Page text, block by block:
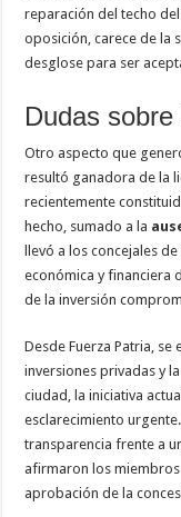
reparación del techo
oposición, carece de la
desglose para ser
Dudas
Otro aspecto que
resultó ganadora de la
recientemente
hecho, sumado a la
llevó a los concejales
económica y financiera
de la inversión
Desde Fuerza Patria,
inversiones privadas y
ciudad, la iniciativa
esclarecimiento
transparencia frente a
afirmaron los
aprobación de la